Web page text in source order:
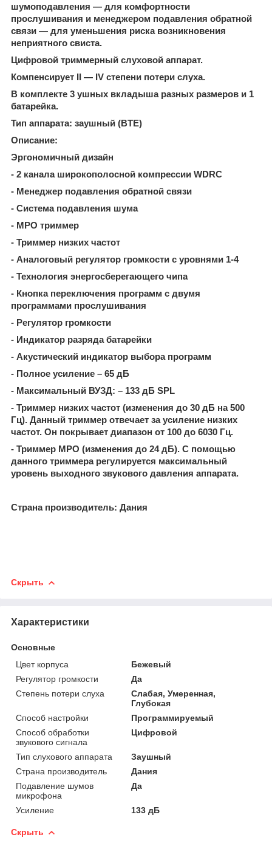
шумоподавления — для комфортности
прослушивания и менеджером подавления обратной
связи — для уменьшения риска возникновения
неприятного свиста.
Цифровой триммерный слуховой аппарат.
Компенсирует II — IV степени потери слуха.
В комплекте 3 ушных вкладыша разных размеров и 1
батарейка.
Тип аппарата: заушный (BTE)
Описание:
Эргономичный дизайн
- 2 канала широкополосной компрессии WDRC
- Менеджер подавления обратной связи
- Система подавления шума
- МРО триммер
- Триммер низких частот
- Аналоговый регулятор громкости с уровнями 1-4
- Технология энергосберегающего чипа
- Кнопка переключения программ с двумя
программами прослушивания
- Регулятор громкости
- Индикатор разряда батарейки
- Акустический индикатор выбора программ
- Полное усиление – 65 дБ
- Максимальный ВУЗД: – 133 дБ SPL
- Триммер низких частот (изменения до 30 дБ на 500
Гц). Данный триммер отвечает за усиление низких
частот. Он покрывает диапазон от 100 до 6030 Гц.
- Триммер МРО (изменения до 24 дБ). С помощью
данного триммера регулируется максимальный
уровень выходного звукового давления аппарата.
Страна производитель: Дания
Скрыть
Характеристики
Основные
Цвет корпуса
Бежевый
Регулятор громкости
Да
Степень потери слуха
Слабая, Умеренная,
Глубокая
Способ настройки
Программируемый
Способ обработки
звукового сигнала
Цифровой
Тип слухового аппарата
Заушный
Страна производитель
Дания
Подавление шумов
микрофона
Да
Усиление 133 дБ
Скрыть